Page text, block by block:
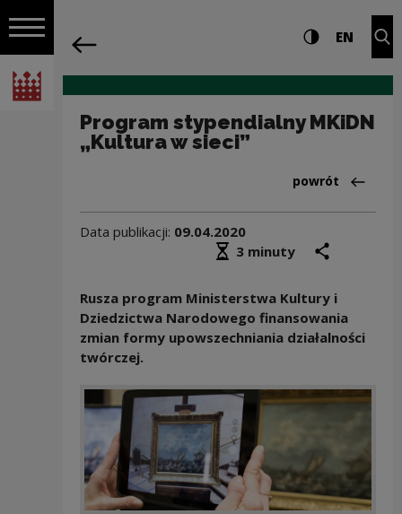
Włącz nawigację
Narodowe Centrum Kultury
Nawigacja Ustawienia i Wysoki
EN
Program stypendialny MKiDN
„Kultura w sieci”
Powrót
powrót
Data publikacji: 09.04.2020
Średni czas czytania
3 minuty
Rusza program Ministerstwa Kultury i
Dziedzictwa Narodowego finansowania
zmian formy upowszechniania działalności
twórczej.